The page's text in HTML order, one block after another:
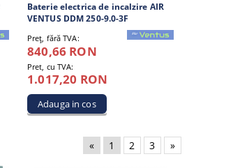
Baterie electrica de incalzire AIR
VENTUS DDM 250-9.0-3F
Preţ, fără TVA:
840,66 RON
Pret, cu TVA:
1.017,20 RON
« 1 2 3 »